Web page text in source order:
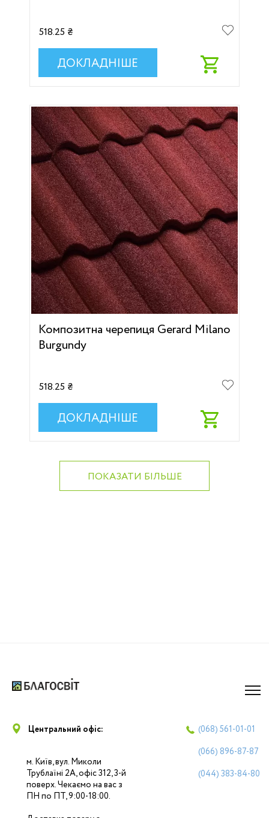
518.25 ₴
ДОКЛАДНІШЕ
Композитна черепиця Gerard Milano
Burgundy
518.25 ₴
ДОКЛАДНІШЕ
ПОКАЗАТИ БІЛЬШЕ
Центральний офіс:
м. Київ, вул. Миколи
Трублаїні 2А, офіс 312, 3-й
поверх. Чекаємо на вас з
ПН по ПТ, 9:00-18:00.
(068) 561-01-01
(066) 896-87-87
(044) 383-84-80